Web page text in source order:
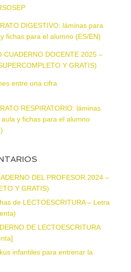
DIGESTIVO: láminas para
fichas para el alumno (ES/EN)
CUADERNO DOCENTE 2025 –
Y GRATIS)
entre una cifra
RESPIRATORIO: láminas
aula y fichas para el alumno
DEL PROFESOR 2024 –
Y GRATIS)
de LECTOESCRITURA – Letra
DE LECTOESCRITURA
infantiles para entrenar la